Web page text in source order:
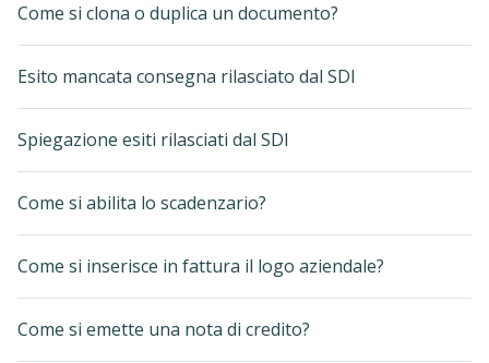
Come si clona o duplica un documento?
Esito mancata consegna rilasciato dal SDI
Spiegazione esiti rilasciati dal SDI
Come si abilita lo scadenzario?
Come si inserisce in fattura il logo aziendale?
Come si emette una nota di credito?